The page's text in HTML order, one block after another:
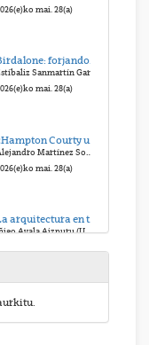
mai. 28(a)
Birdalone: forjando una nueva heroína.
Estíbaliz Sanmartín García(UPV/EHU)
mai. 28(a)
«Hampton Courty un admirador del pasado», cuando los símbolos cambian de significado.
mai. 28(a)
La arquitectura en torno a la Hermandad. El arte gótico en el siglo XIX: conservación, restauración e invención.
Iñigo Ayala Aizpuru (UNIR)